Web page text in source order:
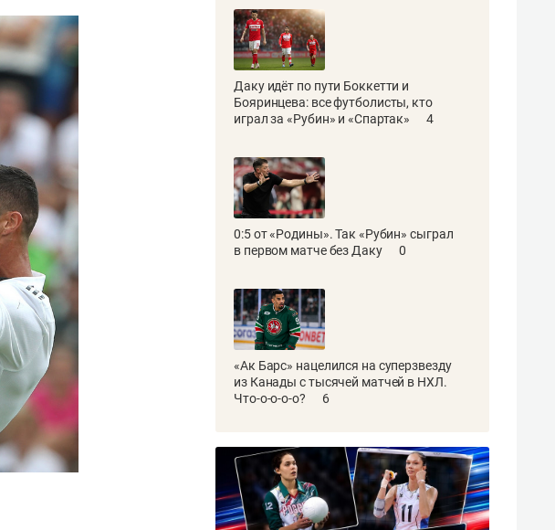
Даку идёт по пути Боккетти и
Бояринцева: все футболисты, кто
играл за «Рубин» и «Спартак»
4
0:5 от «Родины». Так «Рубин» сыграл
в первом матче без Даку
0
«Ак Барс» нацелился на суперзвезду
из Канады с тысячей матчей в НХЛ.
Что-о-о-о-о?
6